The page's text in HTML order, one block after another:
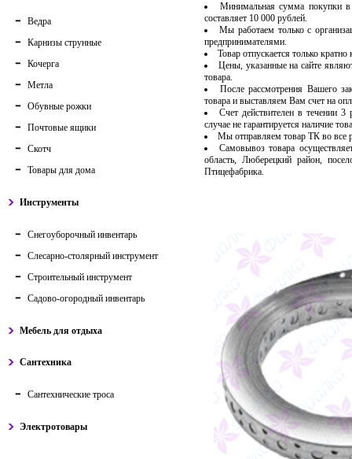
Ведра
Карнизы струнные
Кочерга
Метла
Обувные рожки
Почтовые ящики
Скотч
Товары для дома
Инструменты
Снегоуборочный инвентарь
Слесарно-столярный инструмент
Строительный инструмент
Садово-огородный инвентарь
Мебель для отдыха
Сантехника
Сантехнические троса
Электротовары
Минимальная сумма покупки в
составляет 10 000 рублей.
Мы работаем только с
предпринимателями.
Товар отпускается только
Цены, указанные на сайте
товара.
После рассмотрения Вашего
товара и выставляем Вам счет на
Счет действителен в течении
случае не гарантируется наличие
Мы отправляем товар ТК во
Самовывоз товара
область, Люберецкий район,
Птицефабрика.